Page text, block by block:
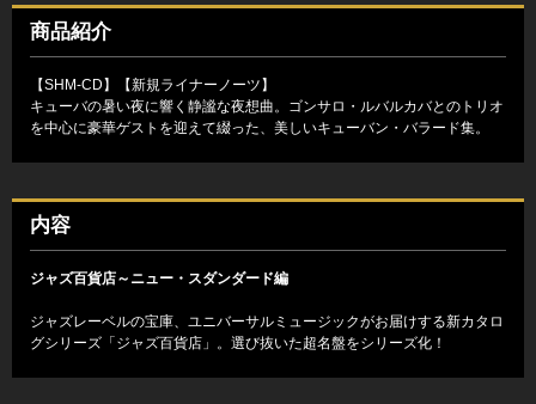
商品紹介
【SHM-CD】【新規ライナーノーツ】
キューバの暑い夜に響く静謐な夜想曲。ゴンサロ・ルバルカバとのトリオ
を中心に豪華ゲストを迎えて綴った、美しいキューバン・バラード集。
内容
ジャズ百貨店～ニュー・スダンダード編
ジャズレーベルの宝庫、ユニバーサルミュージックがお届けする新カタロ
グシリーズ「ジャズ百貨店」。選び抜いた超名盤をシリーズ化！